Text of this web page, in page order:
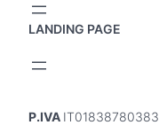
LANDING PAGE
P.IVA IT01838780383